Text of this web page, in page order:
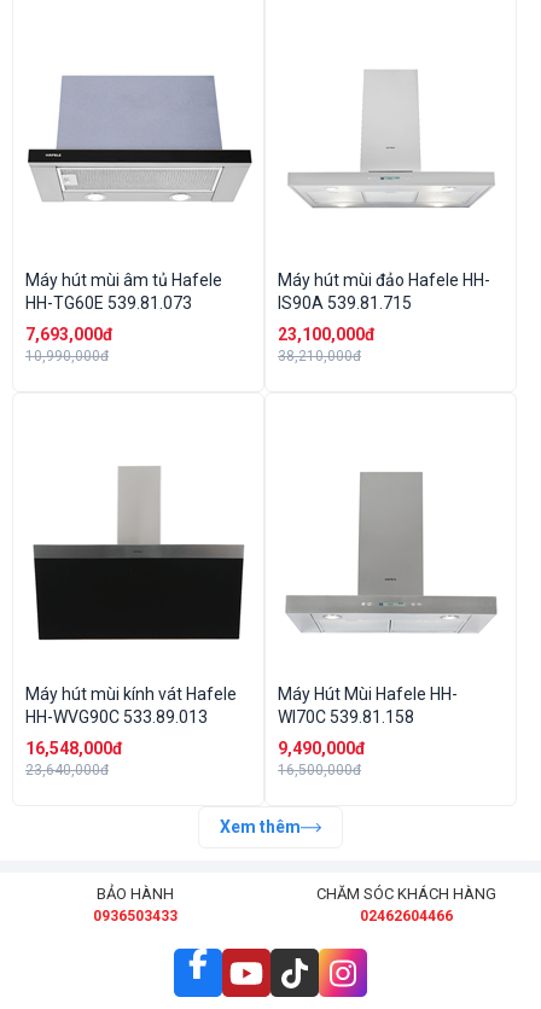
Máy hút mùi âm tủ Hafele
HH-TG60E 539.81.073
7,693,000đ
10,990,000đ
Máy hút mùi đảo Hafele HH-
IS90A 539.81.715
23,100,000đ
38,210,000đ
Máy hút mùi kính vát Hafele
HH-WVG90C 533.89.013
16,548,000đ
23,640,000đ
Máy Hút Mùi Hafele HH-
WI70C 539.81.158
9,490,000đ
16,500,000đ
Xem thêm
BẢO HÀNH
0936503433
CHĂM SÓC KHÁCH HÀNG
02462604466